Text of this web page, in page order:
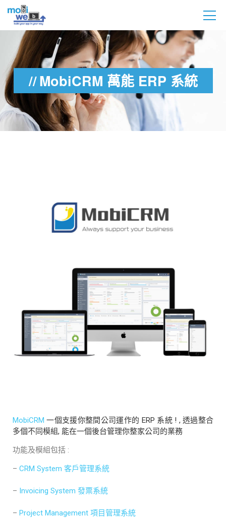
MobiCRM 萬能 ERP 系統
MobiCRM 一個支援你整間公司運作的 ERP 系統 ! , 透過整合
多個不同模組, 能在一個後台管理你整家公司的業務
功能及模組包括 :
– CRM System 客戶管理系統
– Invoicing System 發票系統
– Project Management 項目管理系統